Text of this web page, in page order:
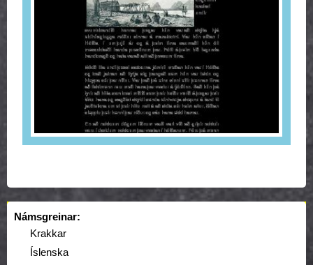
Námsgreinar:
Krakkar
Íslenska